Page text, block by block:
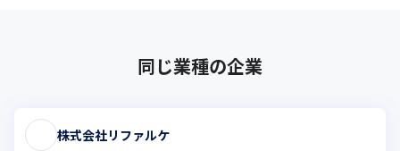
同じ業種の企業
株式会社リファルケ